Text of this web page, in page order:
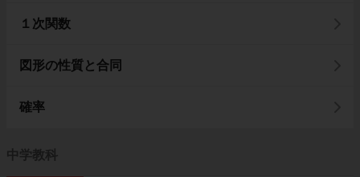
１次関数
図形の性質と合同
確率
中学教科